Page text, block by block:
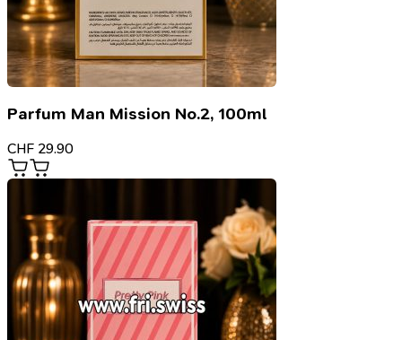
Parfum Man Mission No.2, 100ml
CHF 29.90